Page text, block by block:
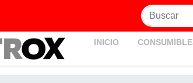
INICIO